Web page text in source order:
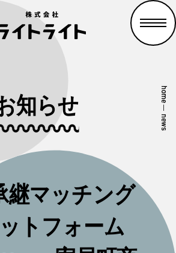
知らせ
継マッチング
トフォーム
home
—
news